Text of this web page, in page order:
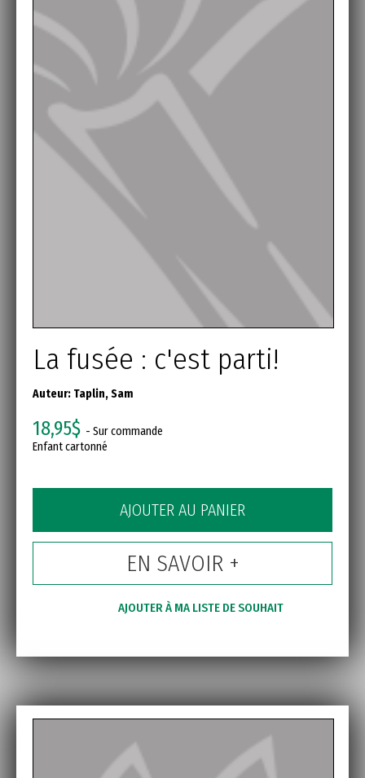
La fusée : c'est parti!
Auteur: Taplin, Sam
18,95$ - Sur commande
Enfant cartonné
AJOUTER AU PANIER
EN SAVOIR +
AJOUTER À MA LISTE DE SOUHAIT